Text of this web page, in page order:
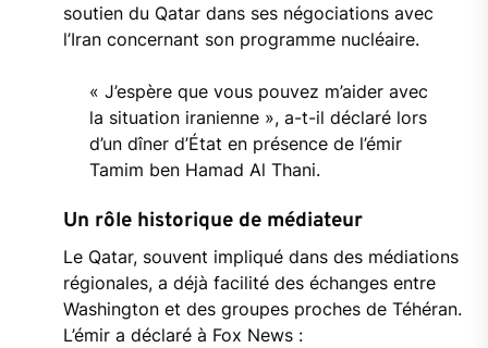
soutien du Qatar dans ses négociations avec
l’Iran concernant son programme nucléaire.
« J’espère que vous pouvez m’aider avec
la situation iranienne », a-t-il déclaré lors
d’un dîner d’État en présence de l’émir
Tamim ben Hamad Al Thani.
Un rôle historique de médiateur
Le Qatar, souvent impliqué dans des médiations
régionales, a déjà facilité des échanges entre
Washington et des groupes proches de Téhéran.
L’émir a déclaré à Fox News :